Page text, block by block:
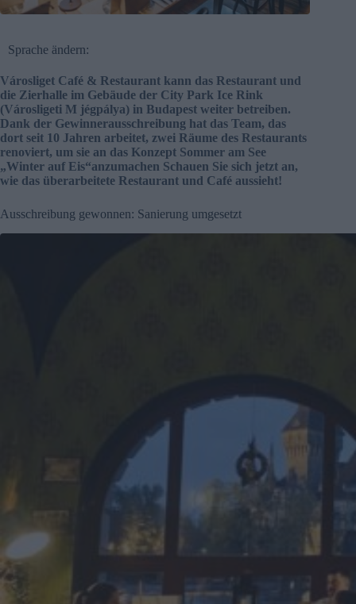
Sprache ändern:
Városliget Café & Restaurant kann das Restaurant und
die Zierhalle im Gebäude der City Park Ice Rink
(Városligeti M jégpálya) in Budapest weiter betreiben.
Dank der Gewinnerausschreibung hat das Team, das
dort seit 10 Jahren arbeitet, zwei Räume des Restaurants
renoviert, um sie an das Konzept Sommer am See
„Winter auf Eis“anzumachen Schauen Sie sich jetzt an,
wie das überarbeitete Restaurant und Café aussieht!
Ausschreibung gewonnen: Sanierung umgesetzt